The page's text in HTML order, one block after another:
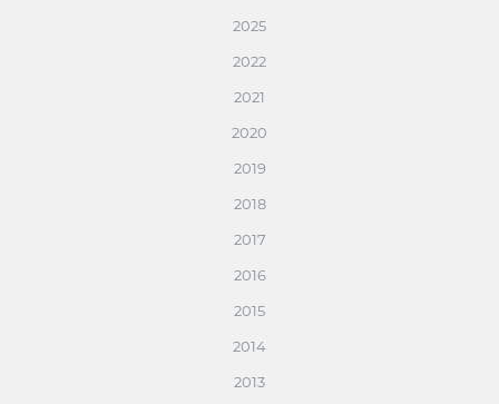
2025
2022
2021
2020
2019
2018
2017
2016
2015
2014
2013